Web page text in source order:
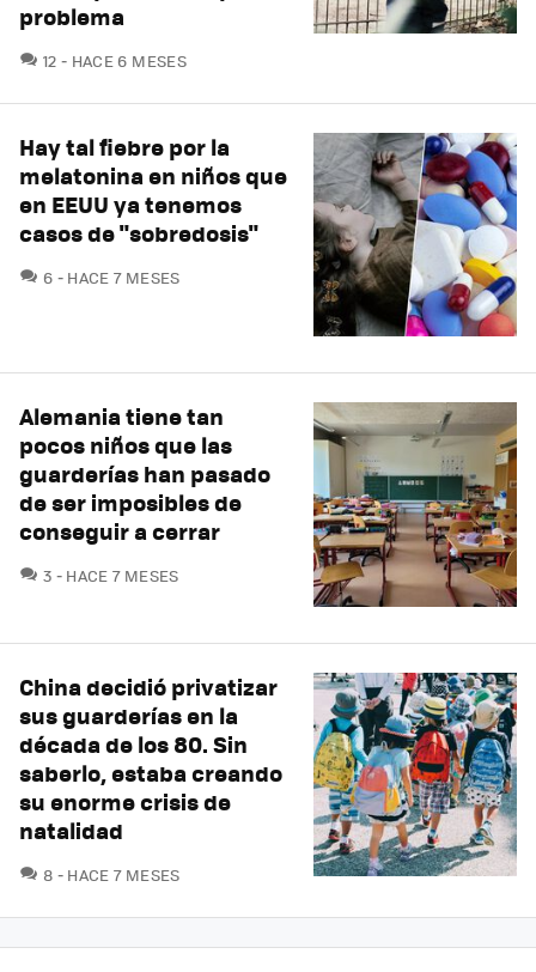
problema
12 COMENTARIOS
HACE 6 MESES
Hay tal fiebre por la
melatonina en niños que
en EEUU ya tenemos
casos de "sobredosis"
6 COMENTARIOS
HACE 7 MESES
Alemania tiene tan
pocos niños que las
guarderías han pasado
de ser imposibles de
conseguir a cerrar
3 COMENTARIOS
HACE 7 MESES
China decidió privatizar
sus guarderías en la
década de los 80. Sin
saberlo, estaba creando
su enorme crisis de
natalidad
8 COMENTARIOS
HACE 7 MESES